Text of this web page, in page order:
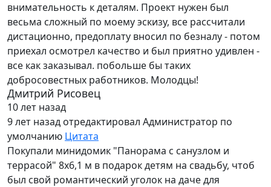
внимательность к деталям. Проект нужен был
весьма сложный по моему эскизу, все рассчитали
дистационно, предоплату вносил по безналу - потом
приехал осмотрел качество и был приятно удивлен -
все как заказывал. побольше бы таких
добросовестных работников. Молодцы!
Дмитрий Рисовец
10 лет назад
9 лет назад отредактировал Администратор по
умолчанию Цитата
Покупали минидомик "Панорама с санузлом и
террасой" 8х6,1 м в подарок детям на свадьбу, чтоб
был свой романтический уголок на даче для